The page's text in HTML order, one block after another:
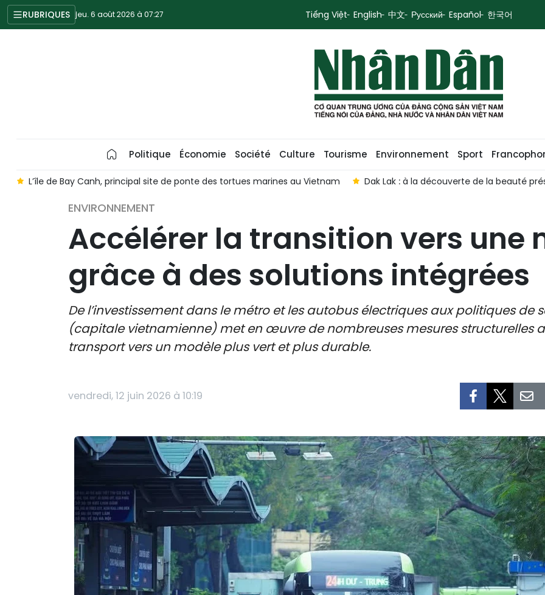
RUBRIQUES jeu. 6 août 2026 à 07:27 Tiếng Việt English 中文 Русский Español 한국어
Politique Économie Société Culture Tourisme Environnement Sport
L’île de Bay Canh, principal site de ponte des tortues marines au Vietnam Dak Lak : à la découverte de la beauté
ENVIRONNEMENT
Accélérer la transition vers une
grâce à des solutions intégrées
De l’investissement dans le métro et les autobus électriques aux politiques de
(capitale vietnamienne) met en œuvre de nombreuses mesures structurelles
transport vers un modèle plus vert et plus durable.
vendredi, 12 juin 2026 à 10:19